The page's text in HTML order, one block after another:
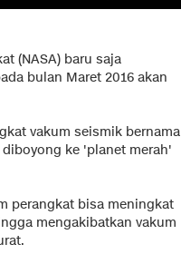
(NASA) baru saja
bulan Maret 2016 akan
vakum seismik bernama
diboyong ke 'planet merah'
perangkat bisa meningkat
mengakibatkan vakum